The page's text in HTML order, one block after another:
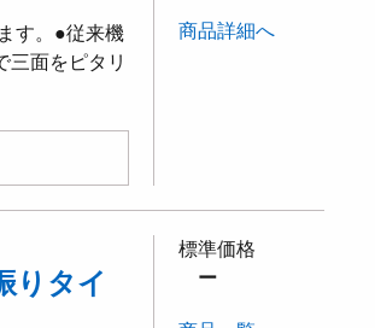
す。●従来機
三面をピタリ
商品詳細へ
りタイ
標準価格
ー